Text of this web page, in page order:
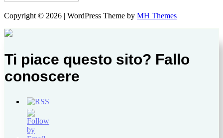
Copyright © 2026 | WordPress Theme by MH Themes
Ti piace questo sito? Fallo
conoscere